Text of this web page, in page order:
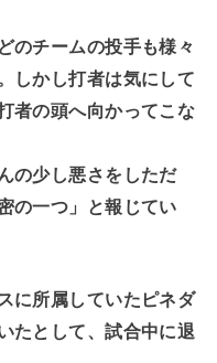
のチームの投手も様々
しかし打者は気にして
者の頭へ向かってこな
の少し悪さをしただ
の一つ」と報じてい
に所属していたピネダ
たとして、試合中に退